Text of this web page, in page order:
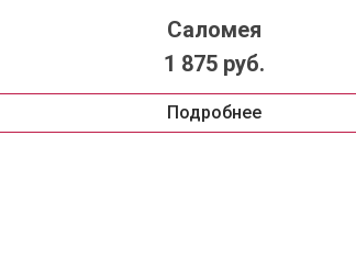
Саломея
1 875 руб.
Подробнее